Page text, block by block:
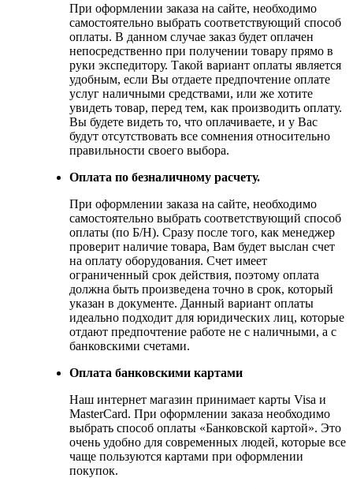
При оформлении заказа на сайте, необходимо
самостоятельно выбрать соответствующий способ
оплаты. В данном случае заказ будет оплачен
непосредственно при получении товару прямо в
руки экспедитору. Такой вариант оплаты является
удобным, если Вы отдаете предпочтение оплате
услуг наличными средствами, или же хотите
увидеть товар, перед тем, как производить оплату.
Вы будете видеть то, что оплачиваете, и у Вас
будут отсутствовать все сомнения относительно
правильности своего выбора.
Оплата по безналичному расчету.
При оформлении заказа на сайте, необходимо
самостоятельно выбрать соответствующий способ
оплаты (по Б/Н). Сразу после того, как менеджер
проверит наличие товара, Вам будет выслан счет
на оплату оборудования. Счет имеет
ограниченный срок действия, поэтому оплата
должна быть произведена точно в срок, который
указан в документе. Данный вариант оплаты
идеально подходит для юридических лиц, которые
отдают предпочтение работе не с наличными, а с
банковскими счетами.
Оплата банковскими картами
Наш интернет магазин принимает карты Visa и
MasterCard. При оформлении заказа необходимо
выбрать способ оплаты «Банковской картой». Это
очень удобно для современных людей, которые все
чаще пользуются картами при оформлении
покупок.